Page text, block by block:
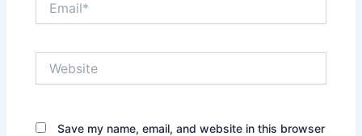
Save my name, email, and website in this browser